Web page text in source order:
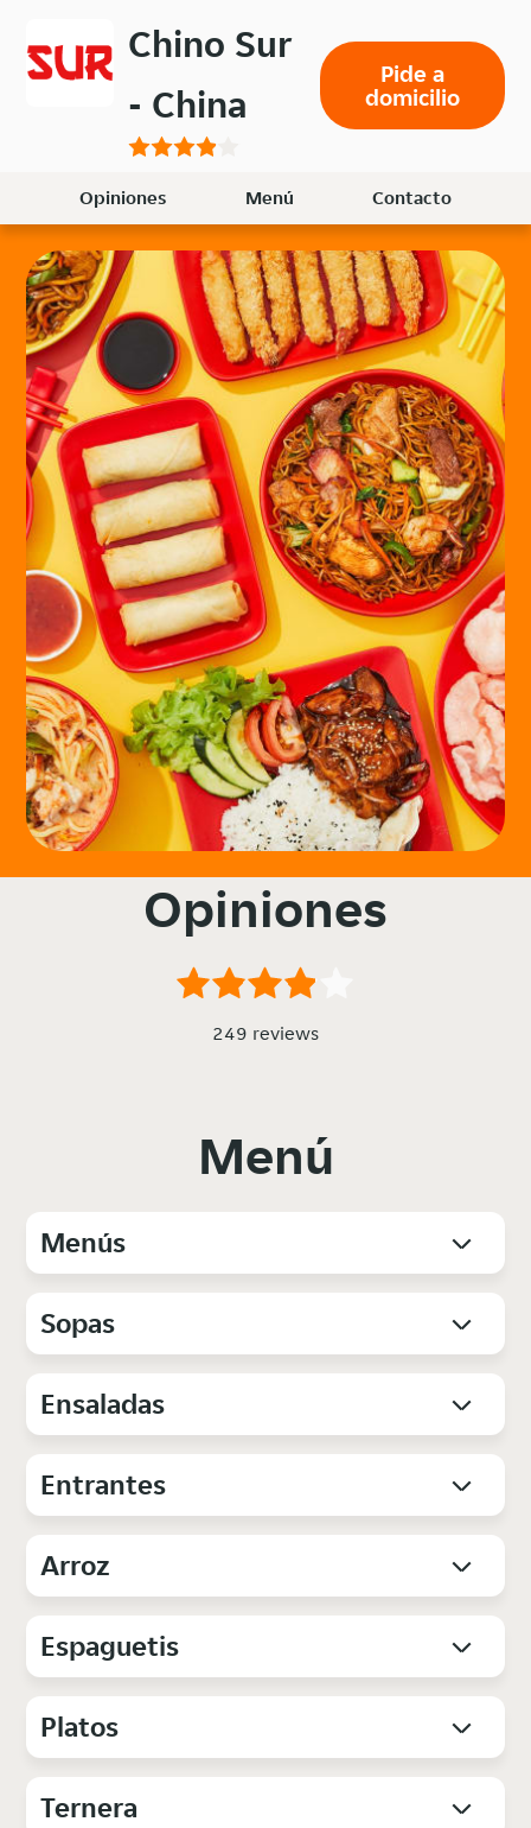
menú
Chino Sur
- China
Pide a
domicilio
Opiniones Menú Contacto
Opiniones
249 reviews
Menú
Menús
Sopas
Ensaladas
Entrantes
Arroz
Espaguetis
Platos
Ternera